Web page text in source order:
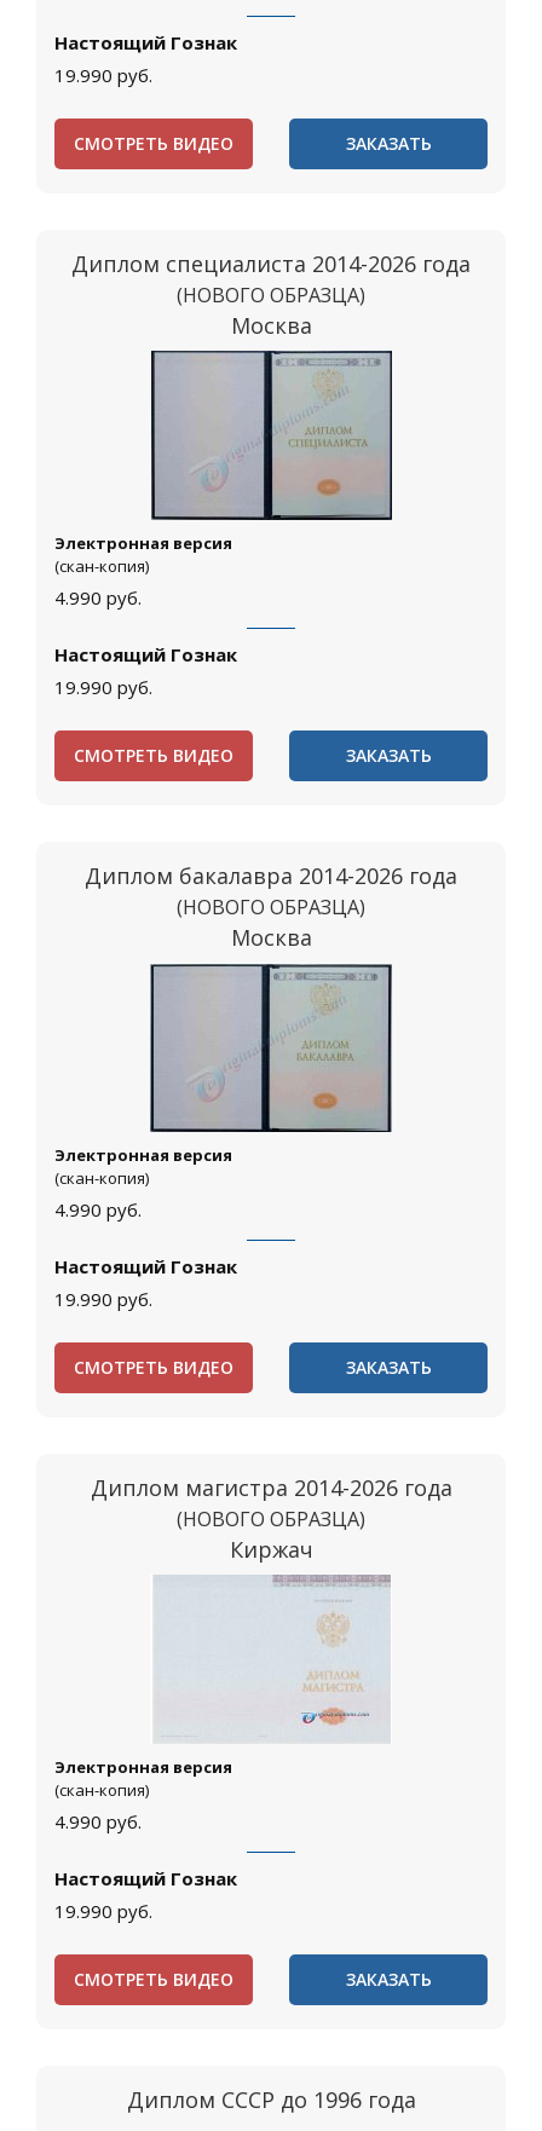
Настоящий Гознак
19.990 руб.
СМОТРЕТЬ ВИДЕО ЗАКАЗАТЬ
Диплом специалиста 2014-2026 года
(НОВОГО ОБРАЗЦА)
Москва
Электронная версия
(скан-копия)
4.990 руб.
Настоящий Гознак
19.990 руб.
СМОТРЕТЬ ВИДЕО ЗАКАЗАТЬ
Диплом бакалавра 2014-2026 года
(НОВОГО ОБРАЗЦА)
Москва
Электронная версия
(скан-копия)
4.990 руб.
Настоящий Гознак
19.990 руб.
СМОТРЕТЬ ВИДЕО ЗАКАЗАТЬ
Диплом магистра 2014-2026 года
(НОВОГО ОБРАЗЦА)
Киржач
Электронная версия
(скан-копия)
4.990 руб.
Настоящий Гознак
19.990 руб.
СМОТРЕТЬ ВИДЕО ЗАКАЗАТЬ
Диплом СССР до 1996 года